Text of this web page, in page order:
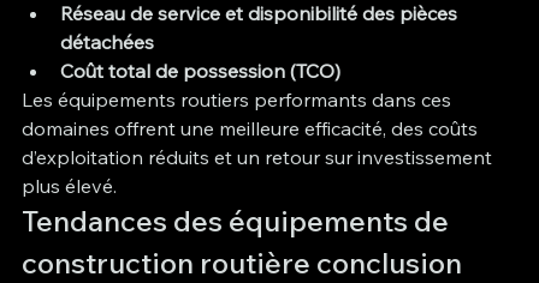
Réseau de service et disponibilité des pièces
détachées
Coût total de possession (TCO)
Les équipements routiers performants dans ces
domaines offrent une meilleure efficacité, des coûts
d’exploitation réduits et un retour sur investissement
plus élevé.
Tendances des équipements de
construction routière conclusion